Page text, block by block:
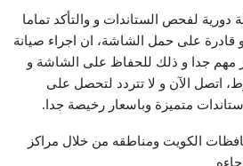
دورية لفحص الستاندات و والتأكد تماما
و قادرة على حمل الشاشة، ان اجراء صيانة
مهم جدا و ذلك للحفاظ على الشاشة و
اتصل الآن و لا تتردد لتحصل على
متميزة وباسعار رخيصة جدا.
الكويت ومناطقه من خلال مراكز